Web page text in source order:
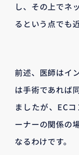
し、その上でネ
るという点でも
前述、医師はイ
は手術であれば
ましたが、EC
ーナーの関係の
なるわけです。